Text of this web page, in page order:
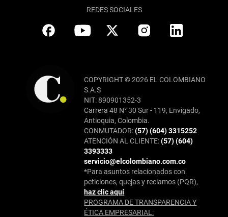
REDES SOCIALES
COPYRIGHT © 2026 EL COLOMBIANO
S.A.S
NIT: 890901352-3
Carrera 48 N° 30 Sur - 119, Envigado,
Antioquia, Colombia.
CONMUTADOR:(57) (604) 3315252
ATENCIÓN AL CLIENTE:(57) (604)
3393333
servicio@elcolombiano.com.co
*Para asuntos relacionados con
peticiones, quejas y reclamos (PQR),
haz clic aquí
PROGRAMA DE TRANSPARENCIA Y
ÉTICA EMPRESARIAL: